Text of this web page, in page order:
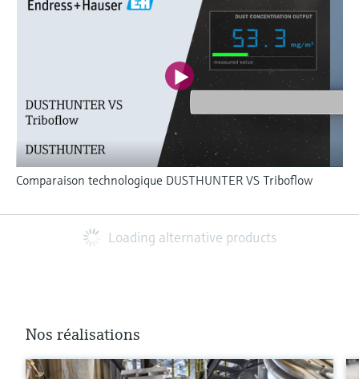
Comparaison technologique DUSTHUNTER VS Triboflow
Loading alternative products
Nos réalisations